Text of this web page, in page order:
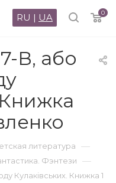
0
RU | UA
В, або
Книжка
литература —
Фэнтези —
Кулаківських. Книжка 1